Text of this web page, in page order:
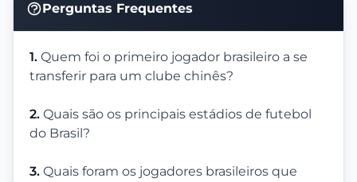
Perguntas Frequentes
1. Quem foi o primeiro jogador brasileiro a se
transferir para um clube chinês?
2. Quais são os principais estádios de futebol
do Brasil?
3. Quais foram os jogadores brasileiros que